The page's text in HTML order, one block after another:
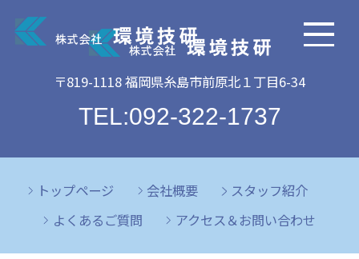
〒819-1118 福岡県糸島市前原北１丁目6-34
TEL:092-322-1737
トップページ 会社概要
スタッフ紹介
よくあるご質問
アクセス＆お問い合わせ